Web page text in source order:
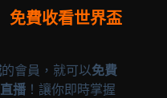
免費收看世界盃
的會員，就可以免費
播 ！讓你即時掌握